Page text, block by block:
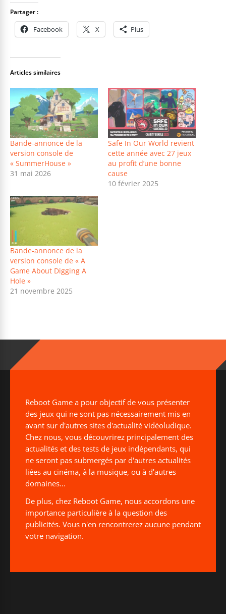
Partager :
Facebook X Plus
Articles similaires
Bande-annonce de la
version console de
« SummerHouse »
31 mai 2026
Safe In Our World revient
cette année avec 27 jeux
au profit d’une bonne
cause
10 février 2025
Bande-annonce de la
version console de « A
Game About Digging A
Hole »
21 novembre 2025
Reboot Game a pour objectif de vous présenter
des jeux qui ne sont pas nécessairement mis en
avant sur d'autres sites d'actualité vidéoludique.
Chez nous, vous découvrirez principalement des
actualités et des tests de jeux indépendants, qui
ne seront pas submergés par d'autres actualités
liées au cinéma, à la musique, ou à d'autres
domaines...
De plus, chez Reboot Game, nous accordons une
importance particulière à la question des
publicités. Vous n'en rencontrerez aucune pendant
votre navigation.